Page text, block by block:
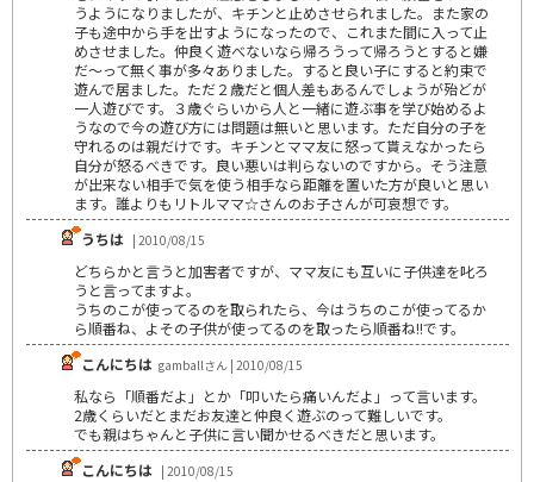
うようになりましたが、キチンと止めさせられました。また家の
子も途中から手を出すようになったので、これまた間に入って止
めさせました。仲良く遊べないなら帰ろうって帰ろうとすると嫌
だ～って無く事が多々ありました。すると良い子にすると約束で
遊んで居ました。ただ２歳だと個人差もあるんでしょうが殆どが
一人遊びです。３歳ぐらいから人と一緒に遊ぶ事を学び始めるよ
うなので今の遊び方には問題は無いと思います。ただ自分の子を
守れるのは親だけです。キチンとママ友に怒って貰えなかったら
自分が怒るべきです。良い悪いは判らないのですから。そう注意
が出来ない相手で気を使う相手なら距離を置いた方が良いと思い
ます。誰よりもリトルママ☆さんのお子さんが可哀想です。
うちは | 2010/08/15
どちらかと言うと加害者ですが、ママ友にも互いに子供達を叱ろ
うと言ってますよ。
うちのこが使ってるのを取られたら、今はうちのこが使ってるか
ら順番ね、よその子供が使ってるのを取ったら順番ね!!です。
こんにちは gamballさん | 2010/08/15
私なら「順番だよ」とか「叩いたら痛いんだよ」って言います。
2歳くらいだとまだお友達と仲良く遊ぶのって難しいです。
でも親はちゃんと子供に言い聞かせるべきだと思います。
こんにちは | 2010/08/15